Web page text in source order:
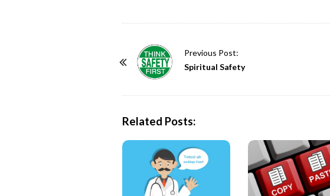
Previous Post:
Spiritual Safety
Related Posts: